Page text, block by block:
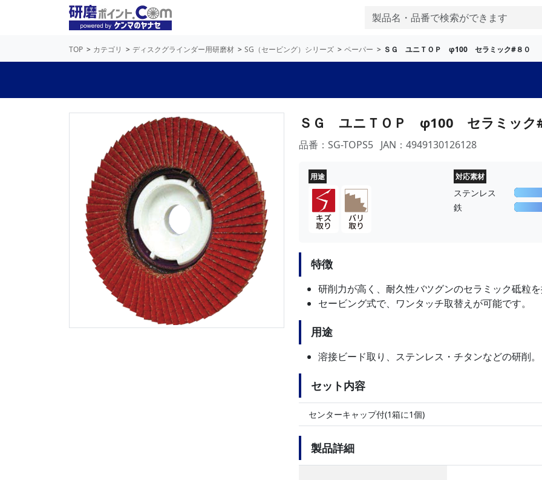
TOP カテゴリ ディスクグラインダー用研磨材 SG（セービング）シリーズ ペーパー ＳＧ ユニＴＯＰ φ100 セラミック#８０
ＳＧ ユニＴＯＰ φ100 セラミック
品番：SG-TOPS5 JAN：4949130126128
用途 対応素材
ステンレス
鉄
特徴
研削力が高く、耐久性バツグンのセラミック砥粒を
セービング式で、ワンタッチ取替えが可能です。
用途
溶接ビード取り、ステンレス・チタンなどの研削。
セット内容
センターキャップ付(1箱に1個)
製品詳細